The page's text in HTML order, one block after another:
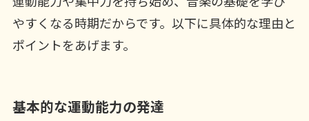
やすくなる時期だからです。以下に具体的な理由と
ポイントをあげます。
基本的な運動能力の発達